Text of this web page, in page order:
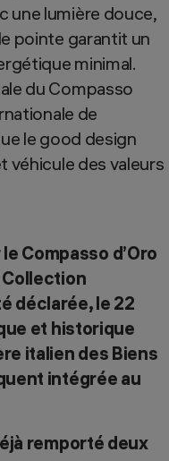
une lumière douce,
pointe garantit un
minimal.
du Compasso
de
le good design
véhicule des valeurs
Compasso d’Oro
déclarée, le 22
et historique
italien des Biens
intégrée au
remporté deux